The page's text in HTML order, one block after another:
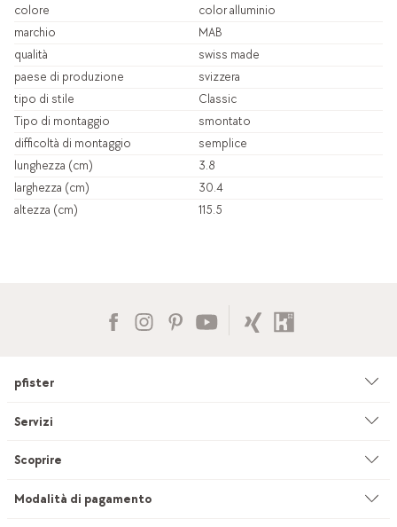
colore
color alluminio
marchio
MAB
qualità
swiss made
paese di produzione
svizzera
tipo di stile
Classic
Tipo di montaggio
smontato
difficoltà di montaggio
semplice
lunghezza (cm)
3.8
larghezza (cm)
30.4
altezza (cm)
115.5
pfister
Azienda
Ambiente & sostenibilità
Servizi
Consulenza
Servizi su misura
Scoprire
Studio di cucine
Modalità di pagamento